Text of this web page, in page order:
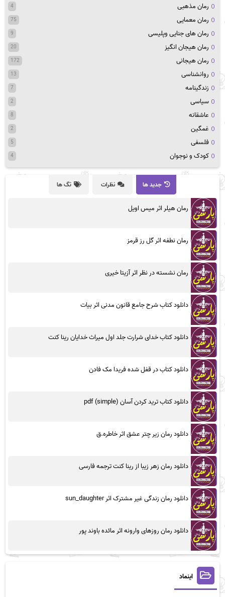
رمان مذهبی 4
رمان معمایی 75
رمان های جنایی وپلیسی 9
رمان هیجان انگیز 20
رمان هیجانی 172
روانشناسی 13
زندگینامه 7
سیاسی 2
عاشقانه 8
غمگین 2
فلسفی 5
کودک و نوجوان 4
جدید ها نظرات تگ ها
رمان هیلر اثر میس اویل
رمان نطفه اثر گل رز قرمز
رمان نشسته در نظر اثر آزیتا خیری
دانلود کتاب شرح جامع قانون مدنی اثر بیات
دانلود کتاب خدای شرارت جلد اول میراث خدایان رینا کنت
دانلود کتاب در قفل شده فریدا مک فادن
دانلود کتاب ترید کردن آسان (simple) pdf
دانلود رمان زیر چتر عشق اثر خاطره.ق
دانلود رمان زهر زیبا از رینا کنت ترجمه فارسی
دانلود رمان زندگی غیر مشترک اثر sun_daughter
دانلود رمان روزهای وارونه اثر مائده باوند پور
اینماد